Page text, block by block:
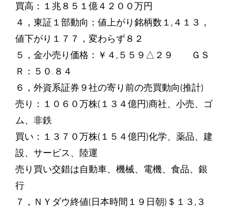
買高：１兆８５１億４２００万円
４，東証１部動向：値上がり銘柄数１,４１３，
値下がり１７７，変わらず８２
５，金小売り価格：￥４,５５９△２９ ＧＳ
Ｒ：５０.８４
６，外資系証券９社の寄り前の売買動向(推計)
売り：１０６０万株(１３４億円)商社、小売、ゴ
ム、非鉄
買い：１３７０万株(１５４億円)化学、薬品、建
設、サービス、陸運
売り買い交錯は自動車、機械、電機、食品、銀
行
７，ＮＹダウ終値(日本時間１９日朝)＄１３,３